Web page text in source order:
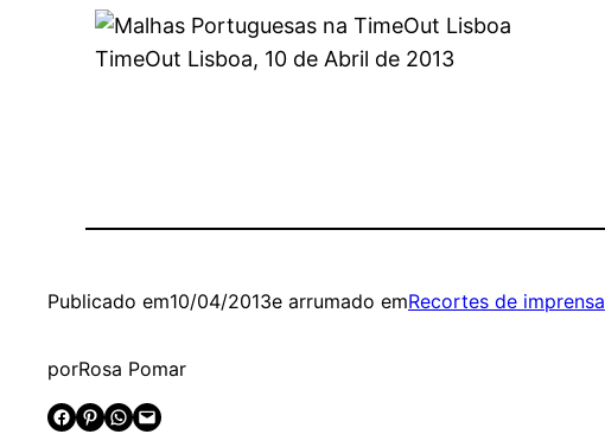
TimeOut Lisboa, 10 de Abril de 2013
Publicado em10/04/2013e arrumado emRecortes de imprensa
porRosa Pomar
Share on Facebook
Share on Pinterest Share on WhatsApp Email this Page